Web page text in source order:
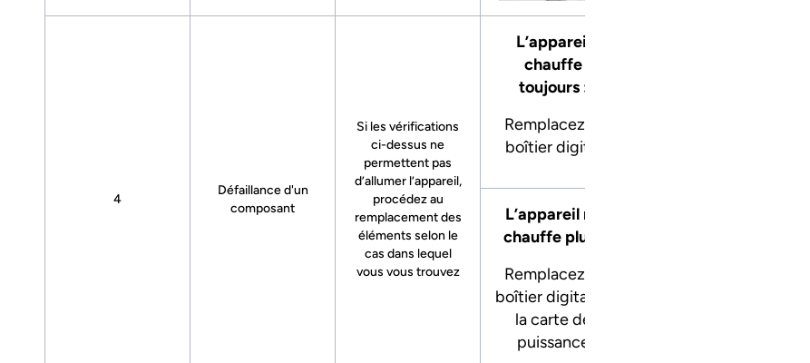
4
Défaillance d'un
composant
Si les vérifications
ci-dessus ne
permettent pas
d’allumer l’appareil,
procédez au
remplacement des
éléments selon le
cas dans lequel
vous vous trouvez
L’appareil
chauffe
toujours :
Remplacez le
boîtier digital
L’appareil ne
chauffe plus :
Remplacez le
boîtier digital et
la carte de
puissance